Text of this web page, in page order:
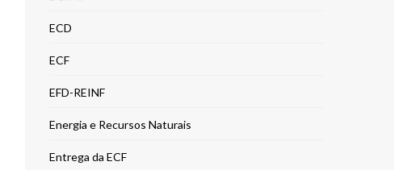
ECD
ECF
EFD-REINF
Energia e Recursos Naturais
Entrega da ECF